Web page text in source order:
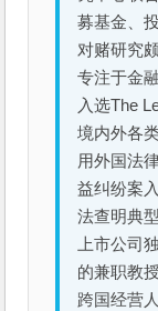
募基金、
对赌研究
专注于金
入选The
境内外各
用外国法
益纠纷案
法查明典
上市公司
的兼职教
跨国经营